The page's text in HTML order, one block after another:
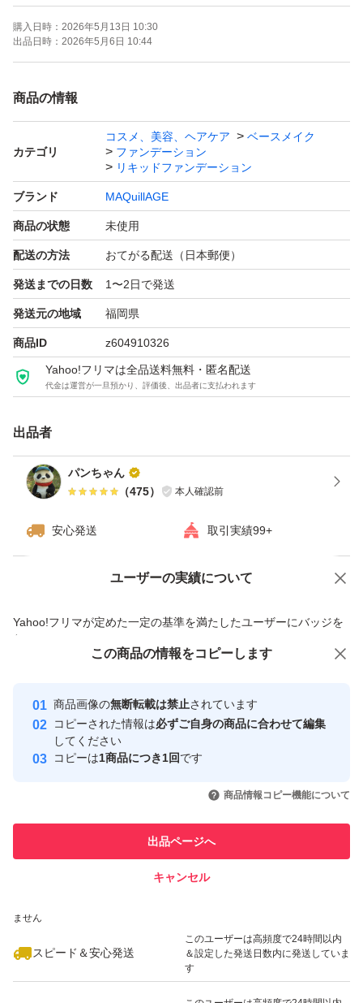
マキアージュ ドラマティックエッセンスリキッド
オークル10 25ml
ブランド：MAQuillAGE
ベースメイク特徴：崩れにくい UVカット
- 発売日: 2025年2月21日
ご覧いただきありがとうございます。
購入日時： 2026年5月13日 10:30
出品日時： 2026年5月6日 10:44
商品の情報
カテゴリ
コスメ、美容、ヘアケア
ベースメイク
ファンデーション
リキッドファンデーション
ブランド MAQuillAGE
商品の状態 未使用
配送の方法 おてがる配送（日本郵便）
発送までの日数 1〜2日で発送
発送元の地域 福岡県
商品ID z604910326
Yahoo!フリマは全品送料無料・匿名配送
代金は運営が一旦預かり、評価後、出品者に支払われます
出品者
パンちゃん
（475） 本人確認前
安心発送 取引実績99+
ユーザーの実績について
Yahoo!フリマが定めた一定の基準を満たしたユーザーにバッジを
付与しています
安心取引出品者
心・安全なユーザーです
取引実績
引を完了させた実績があります
での取引実績があります
ません
スピード＆安心発送
このユーザーは高頻度で24時間以内
＆設定した発送日数内に発送していま
す
価格の相談 商品への質問
この商品の情報をコピーします
商品画像の無断転載は禁止されています
コピーされた情報は必ずご自身の商品に合わせて編集
してください
コピーは1商品につき1回です
商品情報コピー機能について
出品ページへ
キャンセル
この商品をみている人にオススメ